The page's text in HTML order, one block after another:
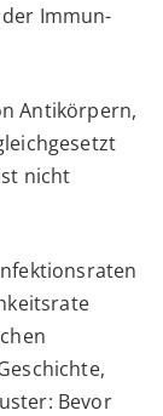
Immun-
Antikörpern,
nicht
Bevor